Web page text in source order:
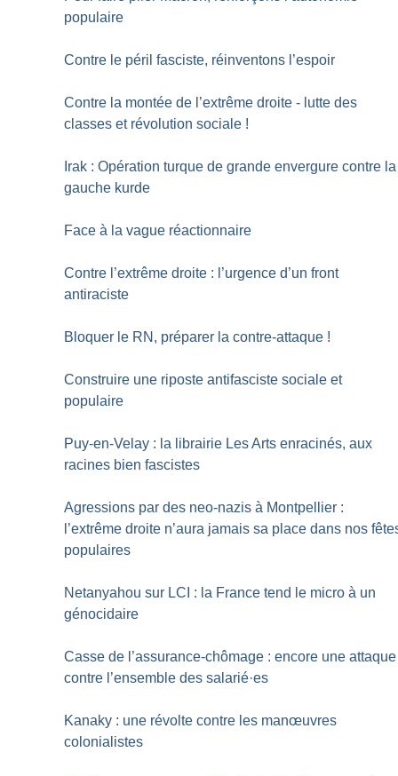
populaire
Contre le péril fasciste, réinventons l’espoir
Contre la montée de l’extrême droite - lutte des
classes et révolution sociale !
Irak : Opération turque de grande envergure contre la
gauche kurde
Face à la vague réactionnaire
Contre l’extrême droite : l’urgence d’un front
antiraciste
Bloquer le RN, préparer la contre-attaque !
Construire une riposte antifasciste sociale et
populaire
Puy-en-Velay : la librairie Les Arts enracinés, aux
racines bien fascistes
Agressions par des neo-nazis à Montpellier :
l’extrême droite n’aura jamais sa place dans nos
populaires
Netanyahou sur LCI : la France tend le micro à un
génocidaire
Casse de l’assurance-chômage : encore une attaque
contre l’ensemble des salarié·es
Kanaky : une révolte contre les manœuvres
colonialistes